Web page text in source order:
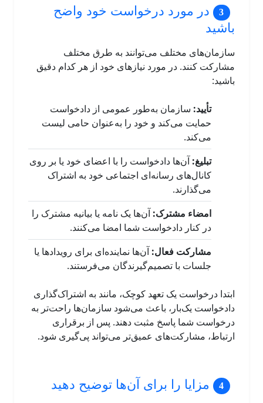
در مورد درخواست خود واضح
باشید
سازمان‌های مختلف می‌توانند به طرق مختلف
مشارکت کنند. در مورد نیازهای خود از هر کدام دقیق
باشید:
تأیید: سازمان به‌طور عمومی از دادخواست
حمایت می‌کند و خود را به‌عنوان حامی لیست
می‌کند.
تبلیغ: آن‌ها دادخواست را با اعضای خود یا بر روی
کانال‌های رسانه‌ای اجتماعی خود به اشتراک
می‌گذارند.
امضاء مشترک: آن‌ها یک نامه یا بیانیه مشترک را
در کنار دادخواست شما امضا می‌کنند.
مشارکت فعال: آن‌ها نماینده‌ای برای رویدادها یا
جلسات با تصمیم‌گیرندگان می‌فرستند.
ابتدا درخواست یک تعهد کوچک، مانند به اشتراک‌گذاری
دادخواست یک‌بار، باعث می‌شود سازمان‌ها راحت‌تر به
درخواست شما پاسخ مثبت دهند. پس از برقراری
ارتباط، مشارکت‌های عمیق‌تر می‌تواند پی‌گیری شود.
مزایا را برای آن‌ها توضیح دهید